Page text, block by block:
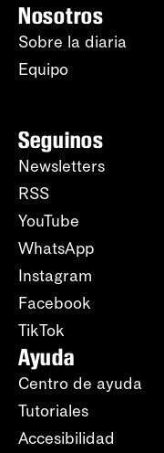
Nosotros
Sobre la diaria
Equipo
Seguinos
Newsletters
RSS
YouTube
WhatsApp
Instagram
Facebook
TikTok
Ayuda
Centro de ayuda
Tutoriales
Accesibilidad